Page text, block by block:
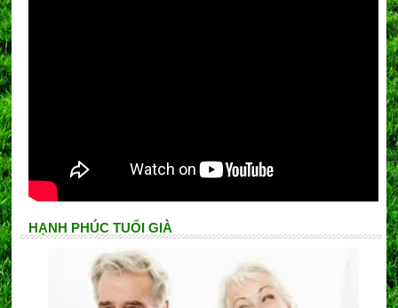
HẠNH PHÚC TUỔI GIÀ